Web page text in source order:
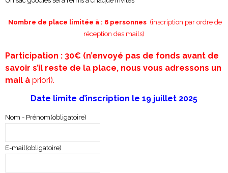
Nombre de place limitée à : 6 personnes(inscription par ordre de
réception des mails)
Participation : 30€ (n’envoyé pas de fonds avant de
savoir s’il reste de la place, nous vous adressons un
mail à priori).
Date limite d’inscription le 19 juillet 2025
Nom - Prénom(obligatoire)
E-mail(obligatoire)